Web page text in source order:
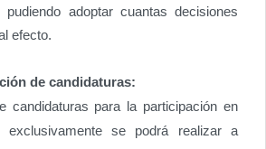
pudiendo adoptar cuantas decisiones
efecto.
de candidaturas:
candidaturas para la participación en
exclusivamente se podrá realizar a